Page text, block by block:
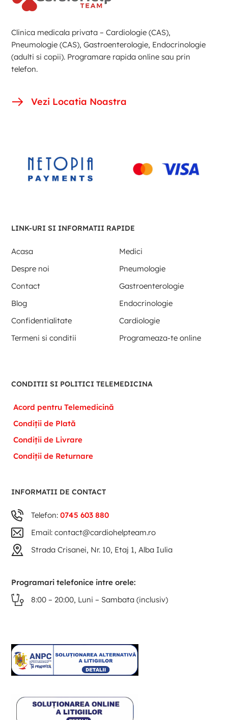
Clinica medicala privata – Cardiologie (CAS),
Pneumologie (CAS), Gastroenterologie, Endocrinologie
(adulti si copii). Programare rapida online sau prin
telefon.
Vezi Locatia Noastra
LINK-URI SI INFORMATII RAPIDE
Acasa
Medici
Despre noi
Pneumologie
Contact
Gastroenterologie
Blog
Endocrinologie
Confidentialitate
Cardiologie
Termeni si conditii
Programeaza-te online
CONDITII SI POLITICI TELEMEDICINA
Acord pentru Telemedicină
Condiții de Plată
Condiții de Livrare
Condiții de Returnare
INFORMATII DE CONTACT
Telefon:0745 603 880
Email: contact@cardiohelpteam.ro
Strada Crisanei, Nr. 10, Etaj 1, Alba Iulia
Programari telefonice intre orele:
8:00 – 20:00, Luni – Sambata (inclusiv)